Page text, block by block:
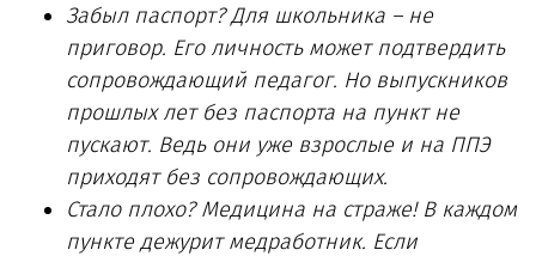
Забыл паспорт? Для школьника – не
приговор. Его личность может подтвердить
сопровождающий педагог. Но выпускников
прошлых лет без паспорта на пункт не
пускают. Ведь они уже взрослые и на ППЭ
приходят без сопровождающих.
Стало плохо? Медицина на страже! В каждом
пункте дежурит медработник. Если